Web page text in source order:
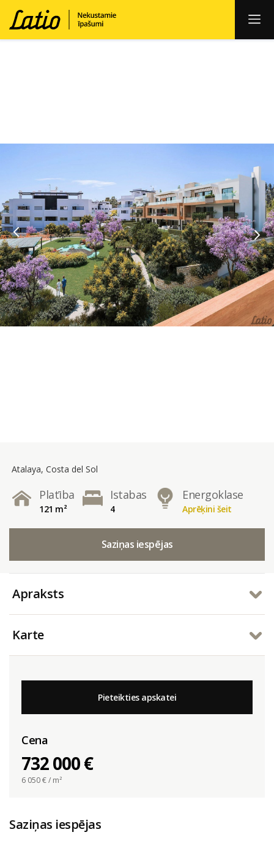
Atalaya, Costa del Sol
Platība
121 m²
Istabas
4
Energoklase
Aprēķini šeit
Saziņas iespējas
Apraksts
Karte
Pieteikties apskatei
Cena
732 000 €
6 050€ / m²
Saziņas iespējas